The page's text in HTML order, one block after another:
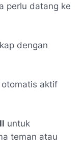
perlu datang ke
dengan
otomatis aktif
untuk
teman atau